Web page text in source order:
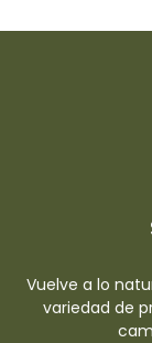
Vuelve a lo
variedad de